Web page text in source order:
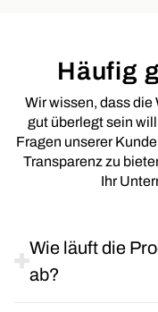
Häufig
Wir wissen, dass
gut überlegt sein
Fragen unserer
Transparenz zu
Ihr
Wie läuft die
ab?